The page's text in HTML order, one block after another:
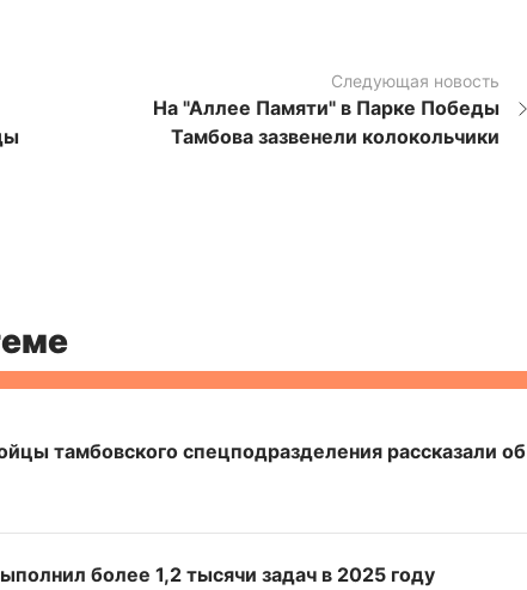
Следующая новость
На "Аллее Памяти" в Парке Победы
Тамбова зазвенели колокольчики
тамбовского спецподразделения рассказали об
более 1,2 тысячи задач в 2025 году